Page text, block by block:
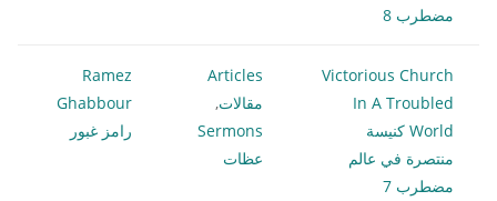
مضطرب 8
Victorious Church
In A Troubled
World كنيسة
منتصرة في عالم
مضطرب 7
Articles
مقالات,
Sermons
عظات
Ramez
Ghabbour
رامز غبور